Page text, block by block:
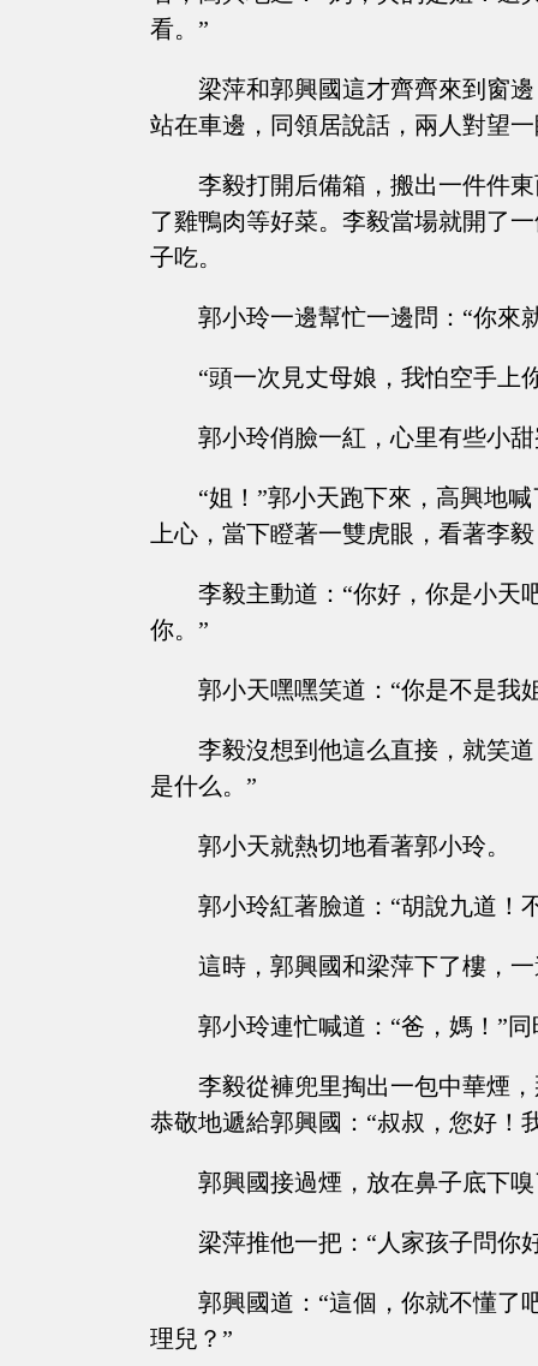
看。”
梁萍和郭興國這才齊齊來到窗
站在車邊，同領居說話，兩人對望
李毅打開后備箱，搬出一件件
了雞鴨肉等好菜。李毅當場就開了
子吃。
郭小玲一邊幫忙一邊問：“你來
“頭一次見丈母娘，我怕空手上
郭小玲俏臉一紅，心里有些小
“姐！”郭小天跑下來，高興地
上心，當下瞪著一雙虎眼，看著李
李毅主動道：“你好，你是小天
你。”
郭小天嘿嘿笑道：“你是不是我
李毅沒想到他這么直接，就笑
是什么。”
郭小天就熱切地看著郭小玲。
郭小玲紅著臉道：“胡說九道！
這時，郭興國和梁萍下了樓，
郭小玲連忙喊道：“爸，媽！”
李毅從褲兜里掏出一包中華煙
恭敬地遞給郭興國：“叔叔，您好！
郭興國接過煙，放在鼻子底下
梁萍推他一把：“人家孩子問你
郭興國道：“這個，你就不懂了
理兒？”